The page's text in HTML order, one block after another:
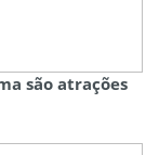
são atrações